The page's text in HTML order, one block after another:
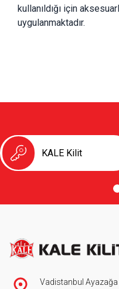
kullanıldığı için
uygulanmaktadır.
KALE Kilit
Vadistanbul